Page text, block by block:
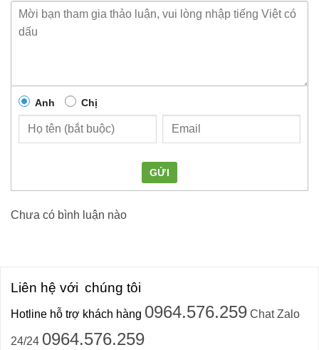
Anh Chị
GỬI
Chưa có bình luận nào
Liên hệ với chúng tôi
Hotline hỗ trợ khách hàng 0964.576.259Chat Zalo
24/24 0964.576.259